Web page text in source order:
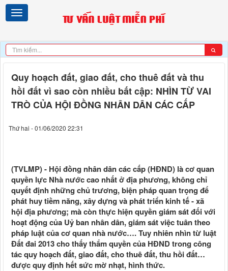
Quy hoạch đất, giao đất, cho thuê đất và thu
hồi đất vì sao còn nhiều bất cập: NHÌN TỪ VAI
TRÒ CỦA HỘI ĐỒNG NHÂN DÂN CÁC CẤP
Thứ hai - 01/06/2020 22:31
(TVLMP) - Hội đồng nhân dân các cấp (HĐND) là cơ quan
quyền lực Nhà nước cao nhất ở địa phương, không chỉ
quyết định những chủ trương, biện pháp quan trọng để
phát huy tiềm năng, xây dựng và phát triển kinh tế - xã
hội địa phương; mà còn thực hiện quyền giám sát đối với
hoạt động của Uỷ ban nhân dân, giám sát việc tuân theo
pháp luật của cơ quan nhà nước…. Tuy nhiên nhìn từ luật
Đất đai 2013 cho thấy thẩm quyền của HĐND trong công
tác quy hoạch đất, giao đất, cho thuê đất, thu hồi đất…
được quy định hết sức mờ nhạt, hình thức.